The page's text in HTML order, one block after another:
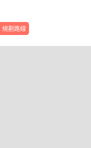
規劃路線